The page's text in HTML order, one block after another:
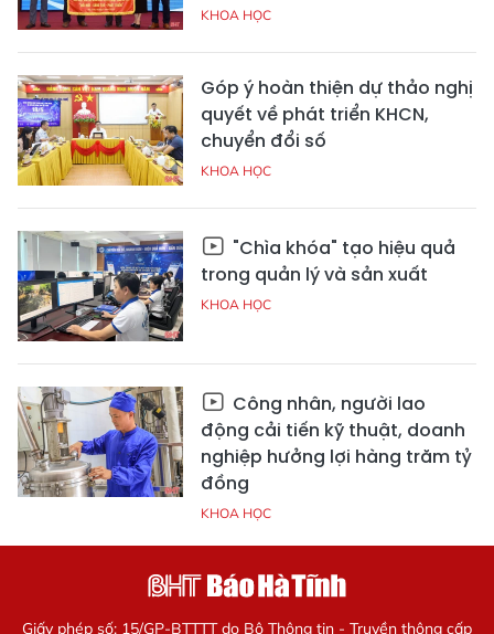
KHOA HỌC
Góp ý hoàn thiện dự thảo nghị
quyết về phát triển KHCN,
chuyển đổi số
KHOA HỌC
"Chìa khóa" tạo hiệu quả
trong quản lý và sản xuất
KHOA HỌC
Công nhân, người lao
động cải tiến kỹ thuật, doanh
nghiệp hưởng lợi hàng trăm tỷ
đồng
KHOA HỌC
Giấy phép số: 15/GP-BTTTT do Bộ Thông tin - Truyền thông cấp